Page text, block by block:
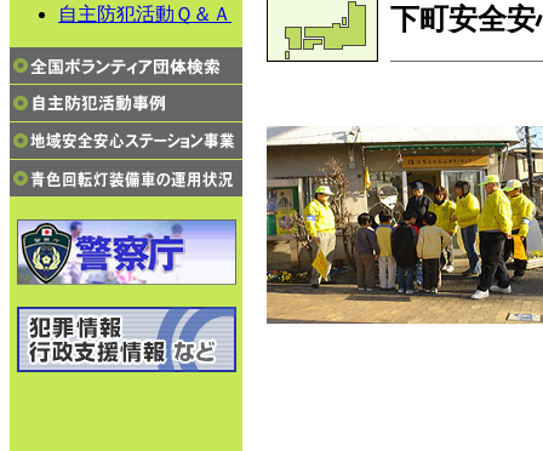
自主防犯活動Ｑ＆Ａ
下町安全